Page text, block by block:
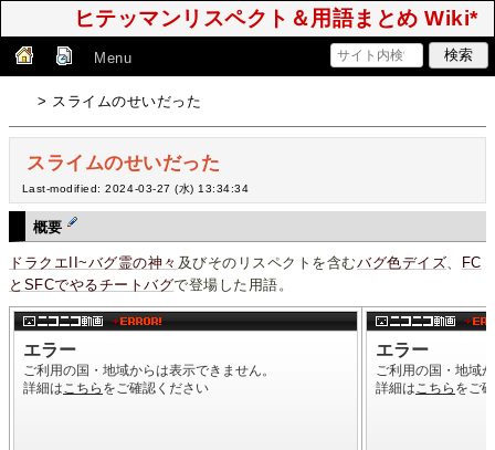
ヒテッマンリスペクト＆用語まとめ Wiki*
Menu
> スライムのせいだった
スライムのせいだった
Last-modified: 2024-03-27 (水) 13:34:34
概要
ドラクエII~バグ霊の神々 及びそのリスペクトを含むバグ色デイズ、
FC
とSFCでやるチートバグで登場した用語。